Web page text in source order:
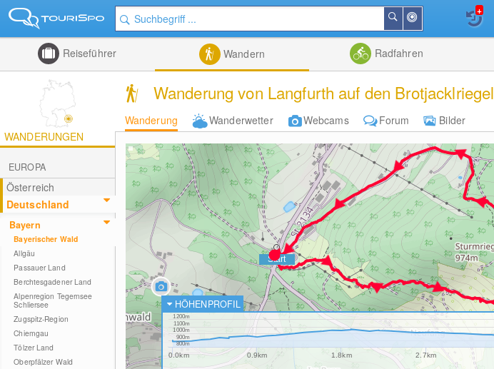
der
Nähe
Suchen
+
Reiseführer Wandern Radfahren
Wanderung von Langfurth auf den Brotjacklriegel
Wanderung Wanderwetter Webcams Forum
Bilder
WANDERUNGEN
EUROPA
Österreich
Deutschland
Bayern
Bayerischer Wald
Allgäu
Passauer Land
Berchtesgadener Land
Alpenregion Tegernsee
Schliersee
Zugspitz-Region
Chiemgau
Tölzer Land
Oberpfälzer Wald
HÖHENPROFIL
0.0km 0.9km 1.8km 2.7km
800m
900m
1000m
1100m
1200m